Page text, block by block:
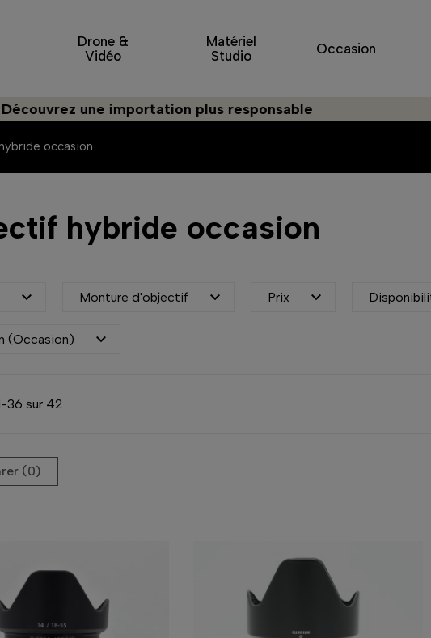
Drone &
Vidéo
Matériel
Studio
Occasion
une importation plus responsable
occasion
hybride occasion
 Monture d'objectif  Prix 
(Occasion) 
36 sur 42
(0)‎